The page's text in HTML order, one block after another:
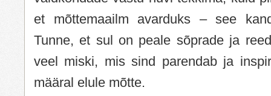
et mõttemaailm avarduks – see
Tunne, et sul on peale sõprade ja
veel miski, mis sind parendab ja
määral elule mõtte.